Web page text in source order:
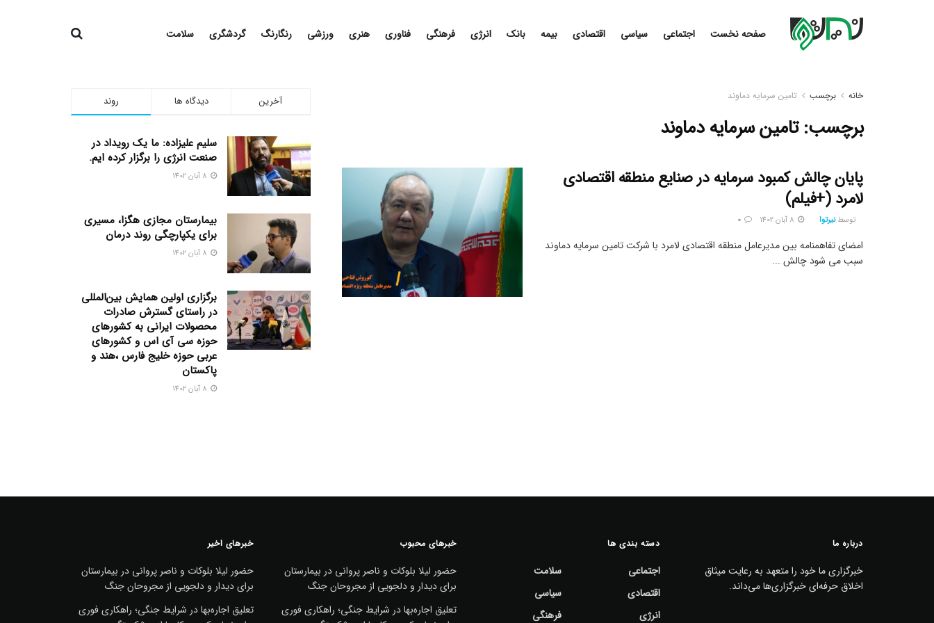
صفحه نخست اجتماعی سیاسی اقتصادی بیمه بانک انرژی فرهنگی فناوری هنری ورزشی رنگارنگ گردشگری سلامت
خانه برچسب تامین سرمایه دماوند
برچسب:تامین سرمایه دماوند
پایان چالش کمبود سرمایه در صنایع منطقه اقتصادی
لامرد (+فیلم)
توسط نیرتوا
امضای تفاهمنامه بین مدیرعامل منطقه اقتصادی لامرد با شرکت تامین سرمایه دماوند
سبب می شود چالش ...
روند دیدگاه ها آخرین
سلیم علیزاده: ما یک رویداد در
صنعت انرژی را برگزار کرده ایم.
بیمارستان مجازی هگزا، مسیری
برای یکپارچگی روند درمان
برگزاری اولین همایش بین‌المللی
در راستای گسترش صادرات
محصولات ایرانی به کشورهای
حوزه سی آی اس و کشورهای
عربی حوزه خلیج فارس ،هند و
پاکستان
درباره ما
خبرگزاری ما خود را متعهد به رعایت میثاق
اخلاق حرفه‌ای خبرگزاری‌ها می‌داند.
دسته بندی ها
اجتماعی
اقتصادی
انرژی
سلامت
سیاسی
فرهنگی
خبرهای محبوب
حضور لیلا بلوکات و ناصر پروانی در بیمارستان
برای دیدار و دلجویی از مجروحان جنگ
تعلیق اجاره‌بها در شرایط جنگی؛ راهکاری فوری
خبرهای اخیر
حضور لیلا بلوکات و ناصر پروانی در بیمارستان
برای دیدار و دلجویی از مجروحان جنگ
تعلیق اجاره‌بها در شرایط جنگی؛ راهکاری فوری